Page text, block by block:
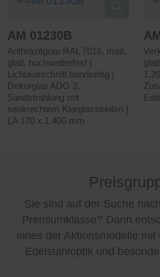
AM 01230B
Anthrazitgrau RAL 7016, matt,
glatt, hochwetterfest |
Lichtausschnitt bandseitig |
Dekorglas ADG 3,
Sandstrahlung mit
senkrechtem Klarglasstreifen |
LA 170 x 1.400 mm
Sie sind auf der Suche
Premiumklasse? Dann
eines der Aktionsmodelle
Edelstahloptik und